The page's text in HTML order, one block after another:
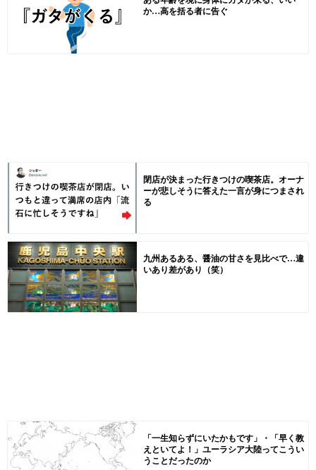
か…高を括る者に告ぐ
閉店が決まった行きつけの喫茶店。オーナ
ーが悲しそうに答えた一言が身につまされ
る
九州あるある、醤油の甘さを見比べで…違
いあり差があり（笑）
「一生知らずにいたかもです」・「早く教
えといてよ！」ユーラシア大陸ってこうい
うことだったのか